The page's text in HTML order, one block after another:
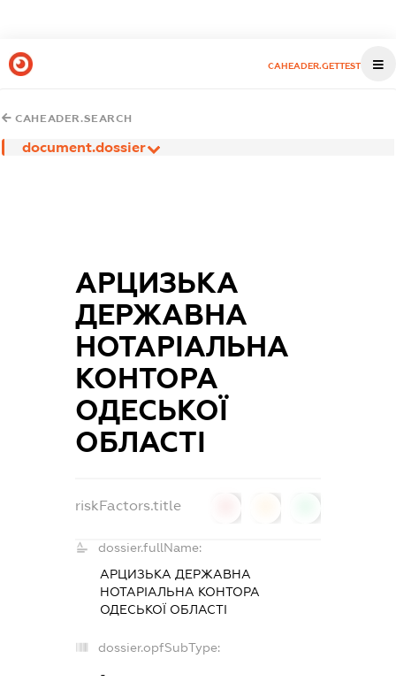
CAHEADER.GETTEST
CAHEADER.SEARCH
document.dossier
АРЦИЗЬКА
ДЕРЖАВНА
НОТАРІАЛЬНА
КОНТОРА
ОДЕСЬКОЇ
ОБЛАСТІ
riskFactors.title
dossier.fullName:
АРЦИЗЬКА ДЕРЖАВНА
НОТАРІАЛЬНА КОНТОРА
ОДЕСЬКОЇ ОБЛАСТІ
dossier.opfSubType:
-